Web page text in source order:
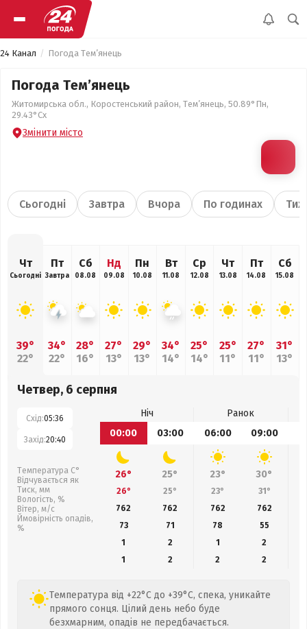
24 Канал Погода Тем’янець
Погода Тем’янець
Житомирська обл., Коростенський район, Тем’янець, 50.89°Пн,
29.43°Сх
Змінити місто
Сьогодні Завтра Вчора По годинах
Чт
Сьогодні
39°
22°
Пт
Завтра
34°
22°
Сб
08.08
28°
16°
Нд
09.08
27°
13°
Пн
10.08
29°
13°
Вт
11.08
34°
14°
Ср
12.08
25°
14°
Чт
13.08
25°
11°
Пт
14.08
27°
11°
Сб
15.08
31°
13°
Четвер, 6 серпня
Схід:05:36
Захід:20:40
Температура С°
Відчувається як
Тиск, мм
Вологість, %
Вітер, м/с
Ймовірність опадів,
%
Ніч
Ранок
00:00
03:00 06:00 09:00
26° 25° 23° 30°
26° 25° 23° 31°
762
762 762 762
73
71 78
55
1
2 1
2
1
2 2 2
Температура від +22°C до +39°C, спека, уникайте
прямого сонця. Цілий день небо буде
безхмарним, опадів не передбачається.